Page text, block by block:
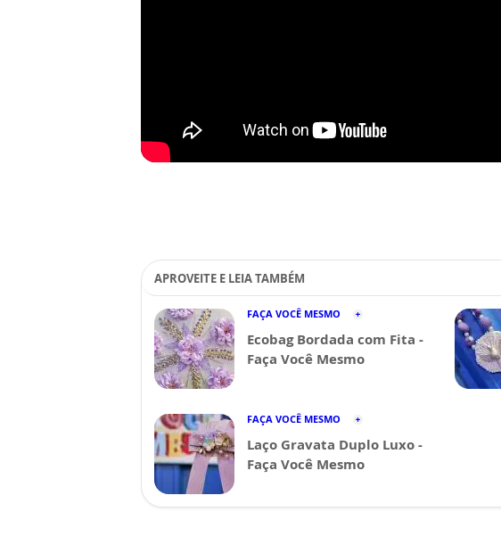
APROVEITE E LEIA TAMBÉM
FAÇA VOCÊ MESMO
Ecobag Bordada com Fita -
Faça Você Mesmo
FAÇA VOCÊ MESMO
Laço Gravata Duplo Luxo -
Faça Você Mesmo